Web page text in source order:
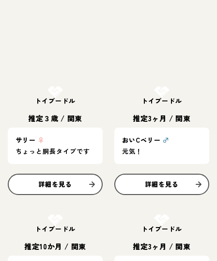
トイプードル
推定３歳 / 関東
サリー ♀
ちょっと胴長タイプです
詳細を見る
トイプードル
推定3ヶ月 / 関東
おいCベリー ♂
元気！
詳細を見る
トイプードル
推定10か月 / 関東
トイプードル
推定3ヶ月 / 関東